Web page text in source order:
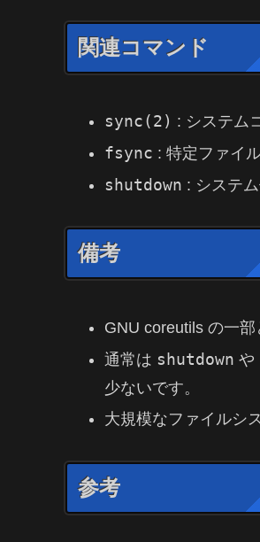
関連コマンド
sync(2) : システム
fsync : 特定ファイ
shutdown : システ
備考
GNU coreutils の一部
通常は shutdown や
少ないです。
大規模なファイルシ
参考